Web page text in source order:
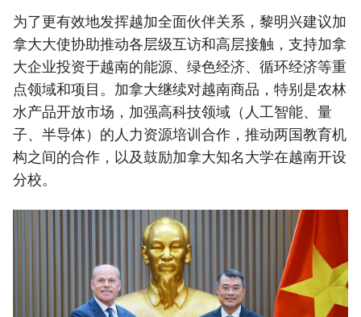
为了更有效地发挥越加全面伙伴关系，黎明兴建议加
拿大大使协助推动各层级互访和高层接触，支持加拿
大企业投资于越南的能源、绿色经济、循环经济等重
点领域和项目。加拿大继续对越南商品，特别是农林
水产品开放市场，加强高科技领域（人工智能、量
子、半导体）的人力资源培训合作，推动两国教育机
构之间的合作，以及鼓励加拿大知名大学在越南开设
分校。